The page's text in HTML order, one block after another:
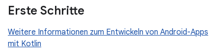
Erste Schritte
Weitere Informationen zum Entwickeln von Android-Apps
mit Kotlin